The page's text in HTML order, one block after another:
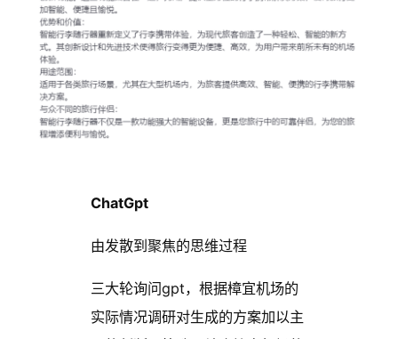
ChatGpt
由发散到聚焦的思维过程
三大轮询问gpt，根据樟宜机场的
实际情况调研对生成的方案加以主